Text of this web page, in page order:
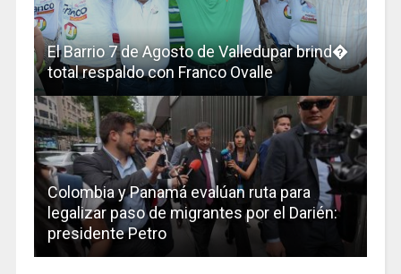
El Barrio 7 de Agosto de Valledupar brind�
total respaldo con Franco Ovalle
Colombia y Panamá evalúan ruta para
legalizar paso de migrantes por el Darién:
presidente Petro